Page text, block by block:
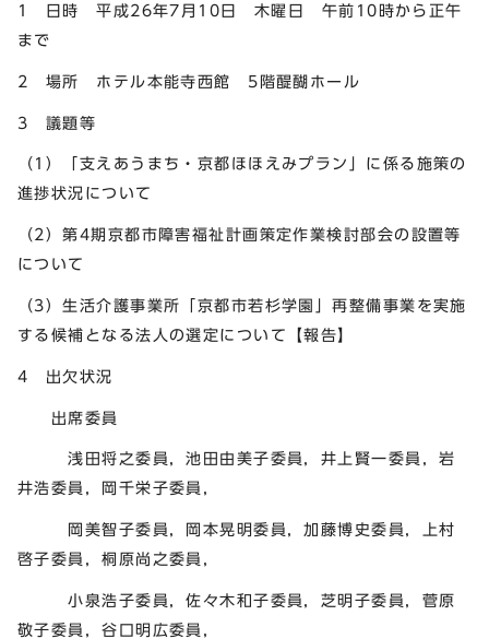
1 日時 平成26年7月10日 木曜日 午前10時から正午
まで
2 場所 ホテル本能寺西館 5階醍醐ホール
3 議題等
（1）「支えあうまち・京都ほほえみプラン」に係る施策の
進捗状況について
（2）第4期京都市障害福祉計画策定作業検討部会の設置等
について
（3）生活介護事業所「京都市若杉学園」再整備事業を実施
する候補となる法人の選定について【報告】
4 出欠状況
出席委員
浅田将之委員，池田由美子委員，井上賢一委員，岩
井浩委員，岡千栄子委員，
岡美智子委員，岡本晃明委員，加藤博史委員，上村
啓子委員，桐原尚之委員，
小泉浩子委員，佐々木和子委員，芝明子委員，菅原
敬子委員，谷口明広委員，